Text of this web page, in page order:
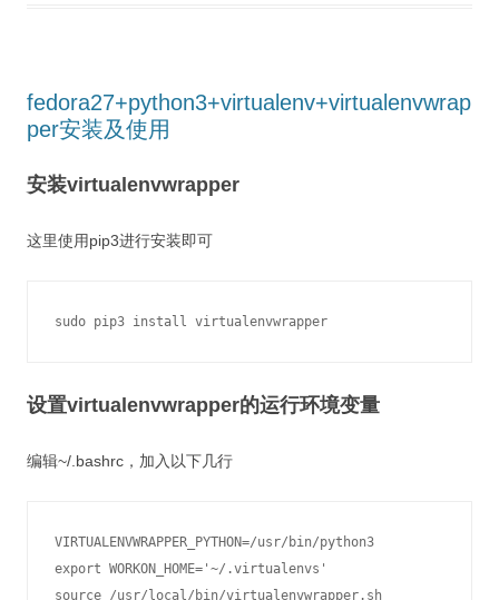
fedora27+python3+virtualenv+virtualenvwrap
per安装及使用
安装virtualenvwrapper
这里使用pip3进行安装即可
设置virtualenvwrapper的运行环境变量
编辑~/.bashrc，加入以下几行
VIRTUALENVWRAPPER_PYTHON=/usr/bin/python3
export WORKON_HOME='~/.virtualenvs'